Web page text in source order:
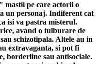
mastii pe care actorii o
un personaj. Indiferent cat
isi va pastra misterul.
avand o tulburare de
schizotipala. Altele au in
extravaganta, si pot fi
borderline sau antisociale.